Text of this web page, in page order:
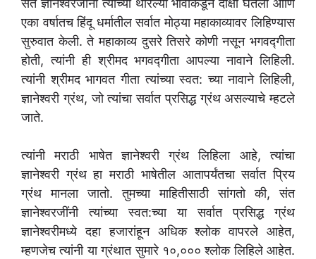
संत ज्ञानेश्वरजींनी त्यांच्या थोरल्या भावाकडून दीक्षा घेतली आणि
एका वर्षातच हिंदू धर्मातील सर्वात मोठ्या महाकाव्यावर लिहिण्यास
सुरुवात केली. ते महाकाव्य दुसरे तिसरे कोणी नसून भगवद्गीता
होती, त्यांनी ही श्रीमद भगवद्गीता आपल्या नावाने लिहिली.
त्यांनी श्रीमद भागवत गीता त्यांच्या स्वत: च्या नावाने लिहिली,
ज्ञानेश्वरी ग्रंथ, जो त्यांचा सर्वात प्रसिद्ध ग्रंथ असल्याचे म्हटले
जाते.
त्यांनी मराठी भाषेत ज्ञानेश्वरी ग्रंथ लिहिला आहे, त्यांचा
ज्ञानेश्वरी ग्रंथ हा मराठी भाषेतील आतापर्यंतचा सर्वात प्रिय
ग्रंथ मानला जातो. तुमच्या माहितीसाठी सांगतो की, संत
ज्ञानेश्वरजींनी त्यांच्या स्वत:च्या या सर्वात प्रसिद्ध ग्रंथ
ज्ञानेश्वरीमध्ये दहा हजारांहून अधिक श्लोक वापरले आहेत,
म्हणजेच त्यांनी या ग्रंथात सुमारे १०,००० श्लोक लिहिले आहेत.